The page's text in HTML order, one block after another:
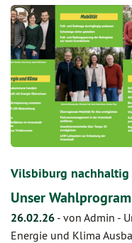
Vilsbiburg nachhaltig
Unser
26.02.26 - von Admin -
Energie und Klima